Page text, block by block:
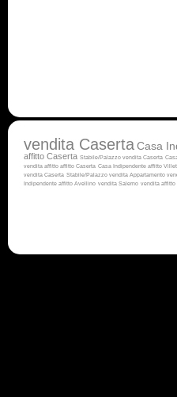
vendita CasertaCasa
affitto Caserta Stabile/Palazzo vendita Caserta
vendita affitto affitto Caserta Casa Indipendente affitto
vendita Caserta Stabile/Palazzo vendita Appartamento
Indipendente affitto Avellino vendita Salerno vendita affitto